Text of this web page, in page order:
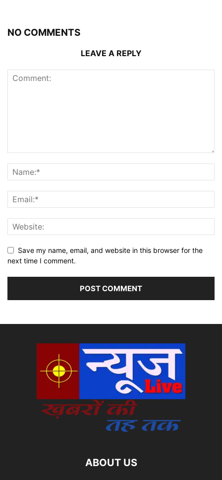
NO COMMENTS
LEAVE A REPLY
Save my name, email, and website in this browser for the
next time I comment.
ABOUT US